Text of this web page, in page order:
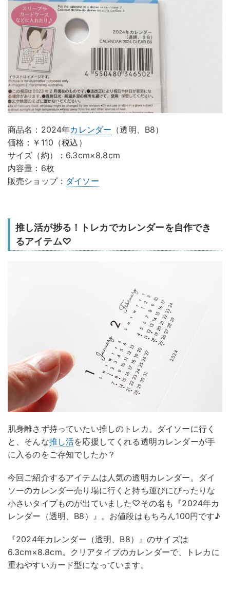
商品名：2024年カレンダー （透明、B8）
価格：￥110（税込）
サイズ（約）：6.3cm×8.8cm
内容量：6枚
販売ショップ： ダイソー
推し活が捗る！トレカでカレンダーを自作でき
るアイテム♡
肌身離さず持っていたい推しのトレカ。ダイソーに行く
と、そんな推し活を応援してくれる透明カレンダーが手
に入るのをご存知でしたか？
今回ご紹介するアイテムは人気の透明カレンダー。ダイ
ソーのカレンダー売り場に行くと持ち運びにぴったりな
小さいタイプものが出ていました♡その名も『2024年カ
レンダー（透明、B8）』。お値段はもちろん100円です♪
『2024年カレンダー（透明、B8）』のサイズは
6.3cm×8.8cm。クリアタイプのカレンダーで、トレカに
重ねやすいカード型になっています。